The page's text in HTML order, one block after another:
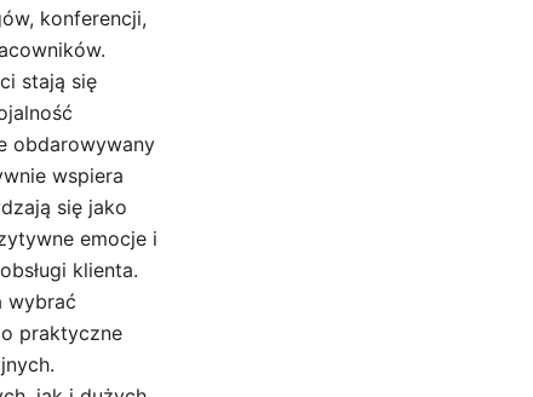
konferencji,
stają się
obdarowywany
wspiera
się jako
emocje i
klienta.
wybrać
praktyczne